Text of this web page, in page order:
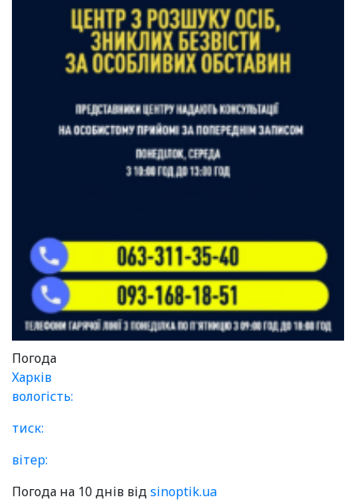
Погода
Харків
вологість:
тиск:
вітер:
Погода на 10 днів відsinoptik.ua